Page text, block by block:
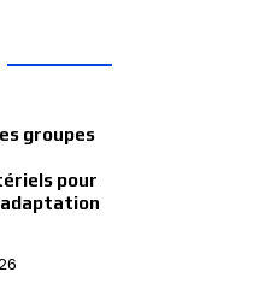
groupes
pour